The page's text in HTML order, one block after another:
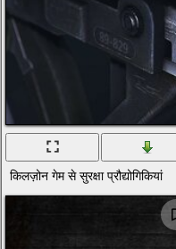
किलज़ोन गेम से सुरक्षा प्रौद्योगिकियां